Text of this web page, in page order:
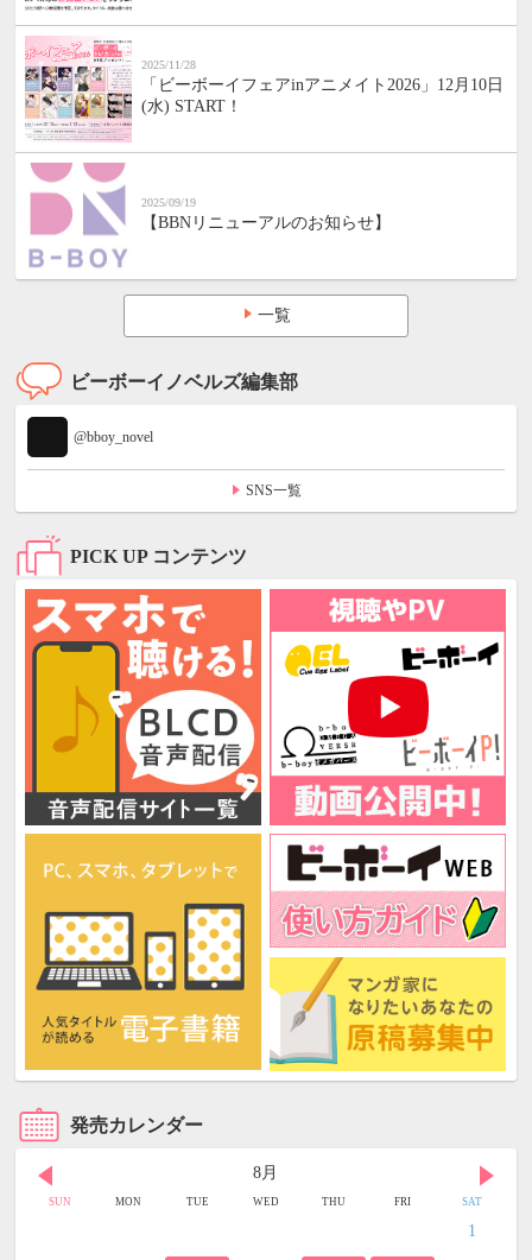
2025/11/28
「ビーボーイフェアinアニメイト2026」12月10日
(水) START！
2025/09/19
【BBNリニューアルのお知らせ】
一覧
ビーボーイノベルズ編集部
@bboy_novel
SNS一覧
PICK UP コンテンツ
発売カレンダー
8月
SUN MON TUE WED THU FRI SAT
1